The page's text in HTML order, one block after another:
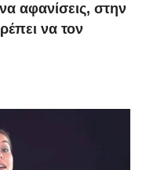
αφανίσεις, στην
να τον